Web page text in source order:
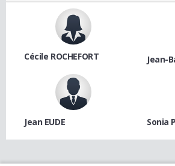
Cécile ROCHEFORT Jean-
Jean EUDE Sonia